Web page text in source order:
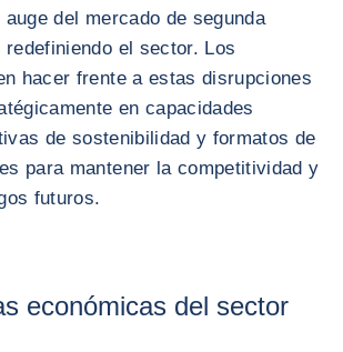
del mercado de segunda
redefiniendo el sector. Los
hacer frente a estas disrupciones
en capacidades
de sostenibilidad y formatos de
para mantener la competitividad y
futuros.
económicas del sector